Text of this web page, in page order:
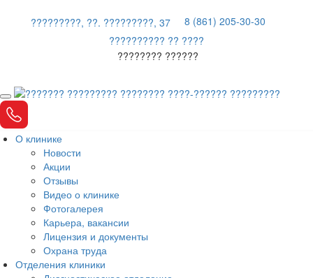
?????????, ??. ?????????, 37
8 (861) 205-30-30
?????????? ?? ????
???????? ??????
О клинике
Новости
Акции
Отзывы
Видео о клинике
Фотогалерея
Карьера, вакансии
Лицензия и документы
Охрана труда
Отделения клиники